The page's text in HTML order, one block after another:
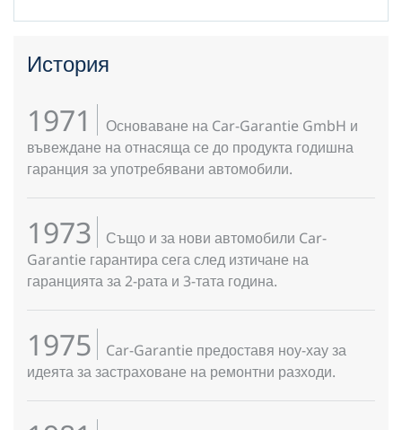
История
1971
Основаване на Car-Garantie GmbH и
въвеждане на отнасяща се до продукта годишна
гаранция за употребявани автомобили.
1973
Също и за нови автомобили Car-
Garantie гарантира сега след изтичане на
гаранцията за 2-рата и 3-тата година.
1975
Car-Garantie предоставя ноу-хау за
идеята за застраховане на ремонтни разходи.